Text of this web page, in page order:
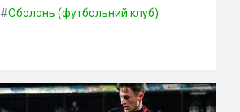
#Оболонь (футбольний клуб)